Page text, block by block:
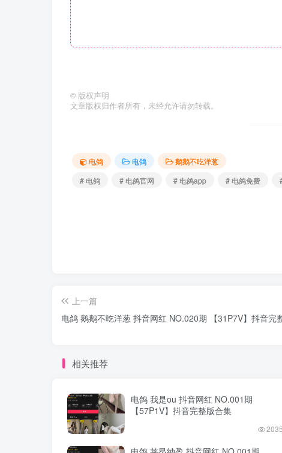
© 版权声明
文章版权归作者所有，未经允许请勿转载。
电鸽 电鸽
鹅鹅不吃洋葱
# 电鸽
# 电鸽官网 # 电鸽app # 电鸽免费
上一篇
电鸽 鹅鹅不吃洋葱 抖音网红 NO.020期 【31P7V】抖音完
相关推荐
电鸽 我是ou 抖音网红 NO.001期
【57P1V】抖音完整版合集
2035